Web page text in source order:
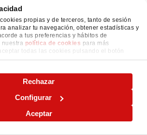
propias y de terceros, tanto de sesión
analizar tu navegación, obtener estadísticas y
a tus preferencias y hábitos de
política de cookies para más
todas las cookies pulsando el botón
o rechazar su uso pulsando el botón
Aceptar
Configurar
Rechazar
y consigue hasta 200€
emoción de las
Portugal: cuándo es, cómo verlo